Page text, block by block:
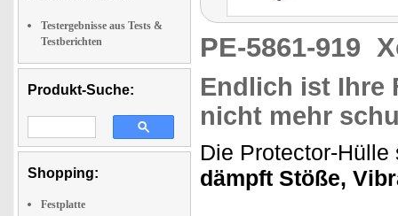
Testergebnisse aus Tests &
Testberichten
Produkt-Suche:
Shopping:
Festplatte
PE-5861-919
Endlich ist Ihre
nicht mehr
Die Protector-
dämpft Stöße,